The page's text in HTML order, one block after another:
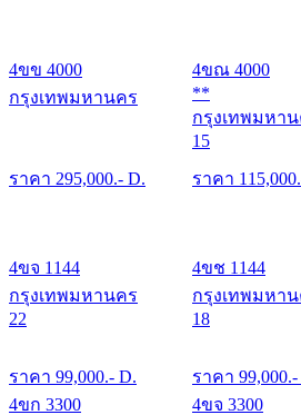
4ขข 4000
กรุงเทพมหานคร
ราคา 295,000.- D.
4ขณ 4000
**
กรุงเทพมหา
15
ราคา 115,000
4ขจ 1144
กรุงเทพมหานคร
22
ราคา 99,000.- D.
4ขช 1144
กรุงเทพมหา
18
ราคา 99,000
4ขก 3300
4ขจ 3300